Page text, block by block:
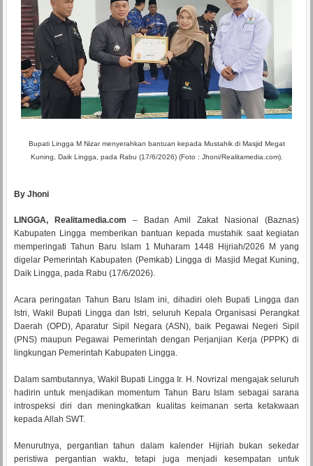
Bupati Lingga M Nizar menyerahkan bantuan kepada Mustahik di Masjid Megat
Kuning, Daik Lingga, pada Rabu (17/6/2026) (Foto : Jhoni/Realitamedia.com).
By Jhoni
LINGGA, Realitamedia.com – Badan Amil Zakat Nasional (Baznas)
Kabupaten Lingga memberikan bantuan kepada mustahik saat kegiatan
memperingati Tahun Baru Islam 1 Muharam 1448 Hijriah/2026 M yang
digelar Pemerintah Kabupaten (Pemkab) Lingga di Masjid Megat Kuning,
Daik Lingga, pada Rabu (17/6/2026).
Acara peringatan Tahun Baru Islam ini, dihadiri oleh Bupati Lingga dan
Istri, Wakil Bupati Lingga dan Istri, seluruh Kepala Organisasi Perangkat
Daerah (OPD), Aparatur Sipil Negara (ASN), baik Pegawai Negeri Sipil
(PNS) maupun Pegawai Pemerintah dengan Perjanjian Kerja (PPPK) di
lingkungan Pemerintah Kabupaten Lingga.
Dalam sambutannya, Wakil Bupati Lingga Ir. H. Novrizal mengajak seluruh
hadirin untuk menjadikan momentum Tahun Baru Islam sebagai sarana
introspeksi diri dan meningkatkan kualitas keimanan serta ketakwaan
kepada Allah SWT.
Menurutnya, pergantian tahun dalam kalender Hijriah bukan sekedar
peristiwa pergantian waktu, tetapi juga menjadi kesempatan untuk